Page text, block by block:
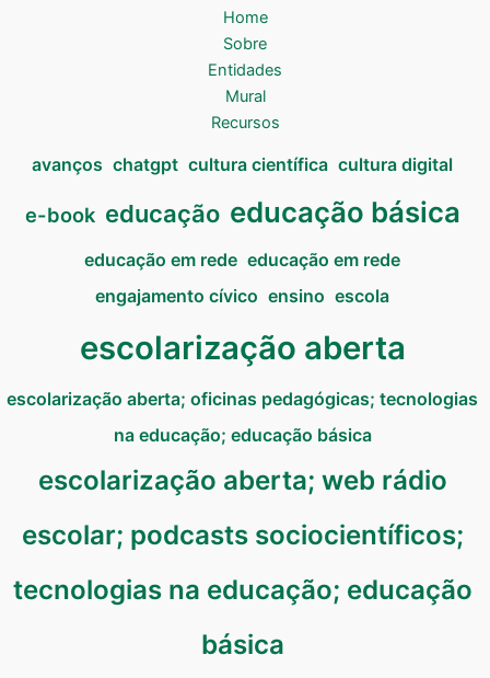
Home
Sobre
Entidades
Mural
Recursos
avanços chatgpt cultura científica cultura digital
e-book educação educação básica
educação em rede educação em rede
engajamento cívico ensino escola
escolarização aberta
escolarização aberta; oficinas pedagógicas; tecnologias
na educação; educação básica
escolarização aberta; web rádio
escolar; podcasts sociocientíficos;
tecnologias na educação; educação
básica